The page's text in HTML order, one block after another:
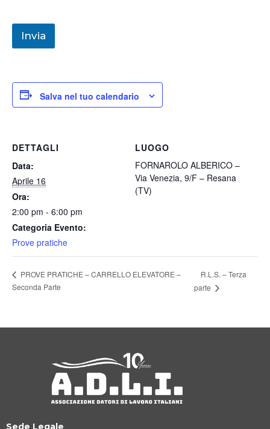
Invia
Salva nel tuo calendario
DETTAGLI
Data:
Aprile 16
Ora:
2:00 pm - 6:00 pm
Categoria Evento:
Prove pratiche
LUOGO
FORNAROLO ALBERICO –
Via Venezia, 9/F – Resana
(TV)
PROVE PRATICHE – CARRELLO ELEVATORE –
Seconda Parte
R.L.S. – Terza
parte
Sede Legale